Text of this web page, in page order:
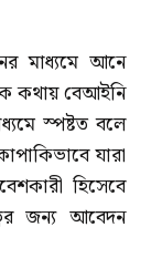
মাধ্যমে আনে
কথায় বেআইনি
স্পষ্টত বলে
যারা
হিসেবে
জন্য আবেদন